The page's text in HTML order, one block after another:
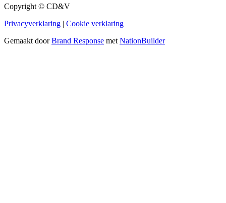
Copyright © CD&V
Privacyverklaring | Cookie verklaring
Gemaakt doorBrand Response met NationBuilder